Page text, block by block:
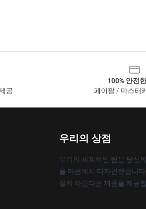
공
100% 안전
페이팔 / 마스터
우리의 상점
우리의 세계적인 팀은 당신
을 마음에서 디자인했습니
질의 아름다운 제품을 제공